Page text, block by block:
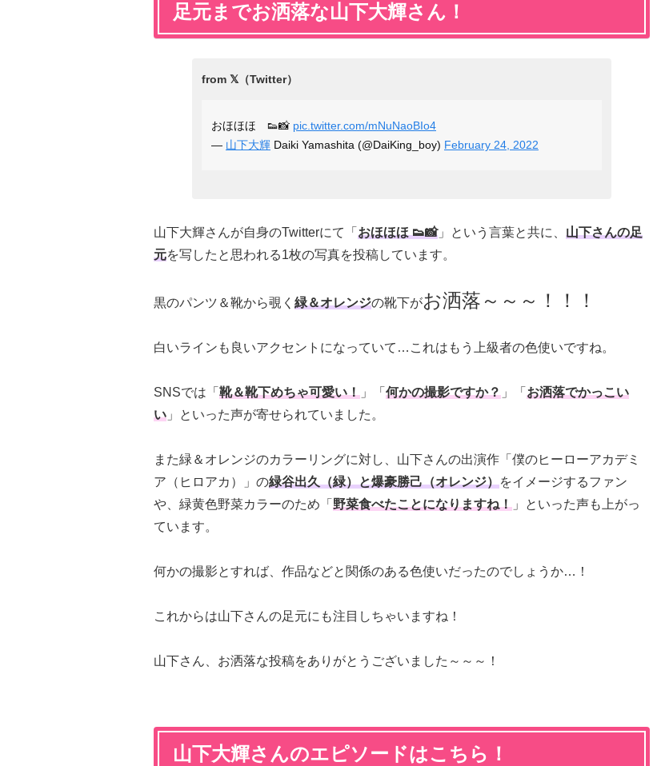
足元までお洒落な山下大輝さん！
おほほほ 👟📸 pic.twitter.com/mNuNaoBIo4
— 山下大輝 Daiki Yamashita (@DaiKing_boy) February 24, 2022
山下大輝さんが自身のTwitterにて「 おほほほ 👟📸」という言葉と共に、 山下さんの足
元を写したと思われる1枚の写真を投稿しています。
黒のパンツ＆靴から覗く 緑＆オレンジの靴下がお洒落～～～！！！
白いラインも良いアクセントになっていて…これはもう上級者の色使いですね。
SNSでは「 靴＆靴下めちゃ可愛い！ 」「 何かの撮影ですか？ 」「 お洒落でかっこい
い 」といった声が寄せられていました。
また緑＆オレンジのカラーリングに対し、山下さんの出演作「僕のヒーローアカデミ
ア（ヒロアカ）」の緑谷出久（緑）と爆豪勝己（オレンジ）をイメージするファン
や、緑黄色野菜カラーのため「 野菜食べたことになりますね！ 」といった声も上がっ
ています。
何かの撮影とすれば、作品などと関係のある色使いだったのでしょうか…！
これからは山下さんの足元にも注目しちゃいますね！
山下さん、お洒落な投稿をありがとうございました～～～！
山下大輝さんのエピソードはこちら！